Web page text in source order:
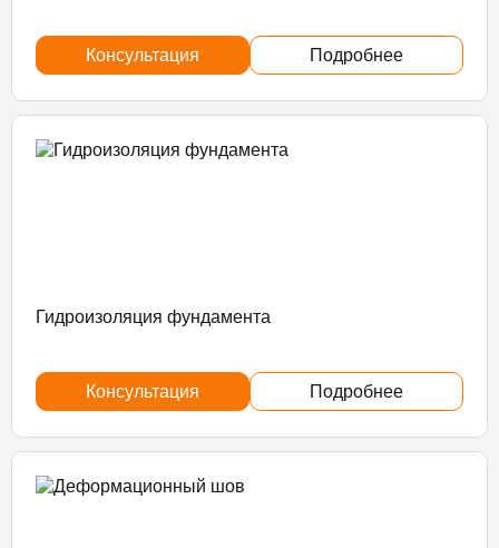
Консультация Подробнее
Гидроизоляция фундамента
Консультация Подробнее